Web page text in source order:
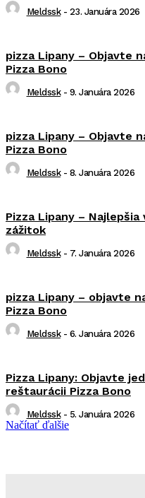
Meldssk - 23. Januára 2026
pizza Lipany – Objavte
Pizza Bono
Meldssk - 9. Januára 2026
pizza Lipany – Objavte
Pizza Bono
Meldssk - 8. Januára 2026
Pizza Lipany –
zážitok
Meldssk - 7. Januára 2026
pizza Lipany – objavte
Pizza Bono
Meldssk - 6. Januára 2026
Pizza Lipany: Objavte
reštaurácii Pizza Bono
Meldssk - 5. Januára 2026
Načítať ďalšie